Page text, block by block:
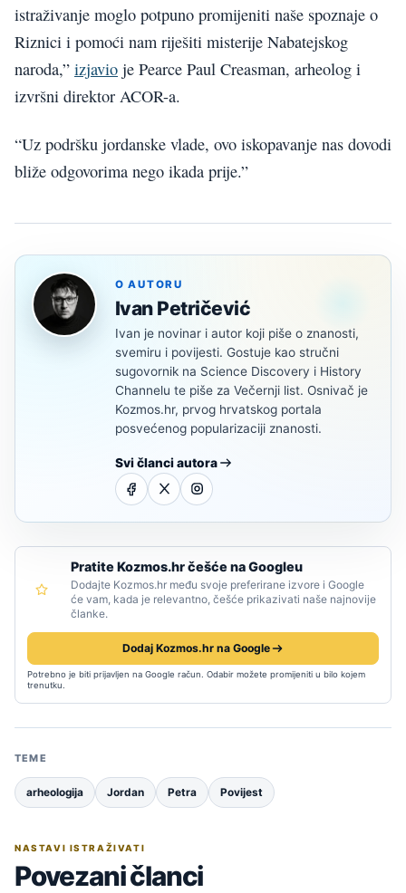
istraživanje moglo potpuno promijeniti naše spoznaje o
Riznici i pomoći nam riješiti misterije Nabatejskog
naroda,” izjavio je Pearce Paul Creasman, arheolog i
izvršni direktor ACOR-a.
“Uz podršku jordanske vlade, ovo iskopavanje nas dovodi
bliže odgovorima nego ikada prije.”
O AUTORU
Ivan Petričević
Ivan je novinar i autor koji piše o znanosti,
svemiru i povijesti. Gostuje kao stručni
sugovornik na Science Discovery i History
Channelu te piše za Večernji list. Osnivač je
Kozmos.hr, prvog hrvatskog portala
posvećenog popularizaciji znanosti.
Svi članci autora
Pratite Kozmos.hr češće na Googleu
Dodajte Kozmos.hr među svoje preferirane izvore i Google
će vam, kada je relevantno, češće prikazivati naše najnovije
članke.
Dodaj Kozmos.hr na Google
Potrebno je biti prijavljen na Google račun. Odabir možete promijeniti u bilo kojem
trenutku.
TEME
arheologija Jordan Petra Povijest
NASTAVI ISTRAŽIVATI
Povezani članci